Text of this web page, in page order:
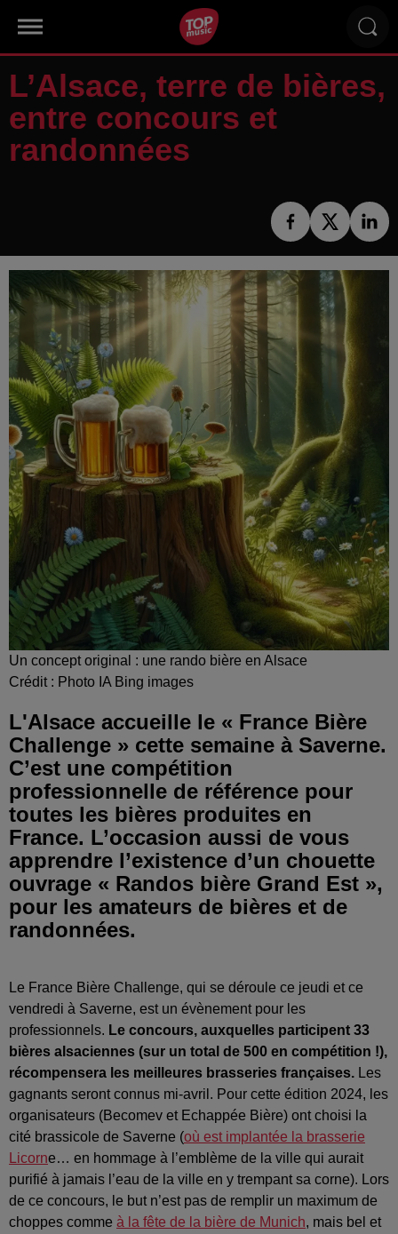
L’Alsace, terre de bières,
entre concours et
randonnées
Un concept original : une rando bière en Alsace
Crédit : Photo IA Bing images
L'Alsace accueille le « France Bière
Challenge » cette semaine à Saverne.
C’est une compétition
professionnelle de référence pour
toutes les bières produites en
France. L’occasion aussi de vous
apprendre l’existence d’un chouette
ouvrage « Randos bière Grand Est »,
pour les amateurs de bières et de
randonnées.
Le France Bière Challenge, qui se déroule ce jeudi et ce
vendredi à Saverne, est un évènement pour les
professionnels. Le concours, auxquelles participent 33
bières alsaciennes (sur un total de 500 en compétition !),
récompensera les meilleures brasseries françaises. Les
gagnants seront connus mi-avril. Pour cette édition 2024, les
organisateurs (Becomev et Echappée Bière) ont choisi la
cité brassicole de Saverne (où est implantée la brasserie
Licorne… en hommage à l’emblème de la ville qui aurait
purifié à jamais l’eau de la ville en y trempant sa corne). Lors
de ce concours, le but n’est pas de remplir un maximum de
choppes comme à la fête de la bière de Munich, mais bel et